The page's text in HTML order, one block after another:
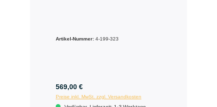
Artikel-Nummer: 4-199-323
569,00 €
Preise inkl. MwSt. zzgl. Versandkosten